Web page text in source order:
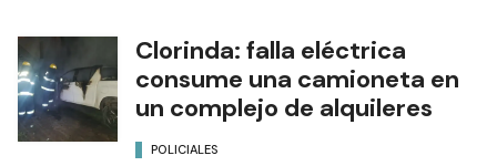
Clorinda: falla eléctrica
consume una camioneta en
un complejo de alquileres
POLICIALES